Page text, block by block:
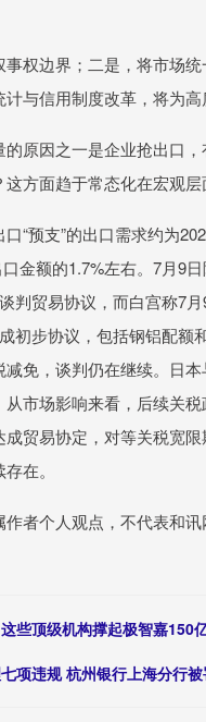
权边界；二是，将市场
与信用制度改革，将为高
原因之一是企业抢出口
方面趋于常态化在宏观层
“预支”的出口需求约为
金额的1.7%左右。7月9
判贸易协议，而白宫称7
初步协议，包括钢铝配
免，谈判仍在继续。日
市场影响来看，后续关
贸易协定，对等关税宽
在。
者个人观点，不代表和讯
些顶级机构撑起极智嘉150
项违规 杭州银行上海分行